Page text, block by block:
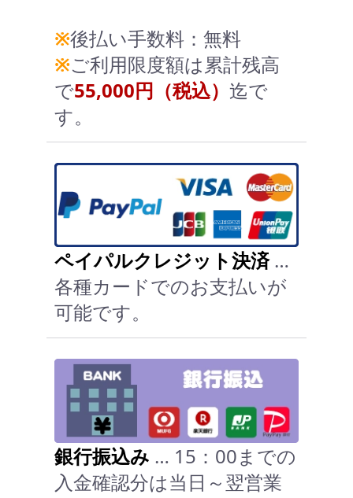
※後払い手数料：無料
※ご利用限度額は累計残高
で55,000円（税込） 迄で
す。
ペイパルクレジット決済…
各種カードでのお支払いが
可能です。
銀行振込み … 15：00までの
入金確認分は当日～翌営業